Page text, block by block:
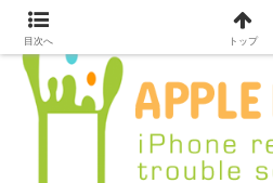
目次へ トップ